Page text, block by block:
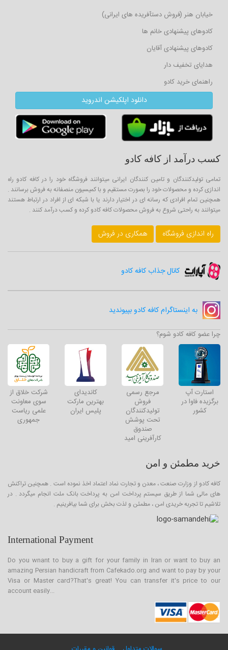
خیابان هنر (فروش دستآفریده های ایرانی)
کادوهای پیشنهادی خانم ها
کادوهای پیشنهادی آقایان
هدایای تخفیف دار
راهنمای خرید کادو
دانلود اپلکیشن اندروید
کسب درآمد از کافه کادو
تمامی تولیدکنندگان و تامین کنندگان ایرانی میتوانند فروشگاه خود را در کافه کادو راه
اندازی کرده و محصولات خود را بصورت مستقیم و با کمیسیون منصفانه به فروش برسانند .
همچنین تمام افرادی که رسانه ای در اختیار دارند یا با شبکه ای از افراد در ارتباط هستند
میتوانند به راحتی شروع به فروش محصولات کافه کادو کرده و کسب درآمد کنند .
راه اندازی فروشگاه همکاری در فروش
به اینستاگرام کافه کادو بپیوندید
کانال جذاب کافه کادو
چرا عضو کافه کادو شوم؟
استارت آپ
برگزیده فاوا در
کشور
مرجع رسمی
فروش
تولیدکنندگان
تحت پوشش
صندوق
کارآفرینی امید
کاندیدای
بهترین مارکت
پلیس ایران
شرکت خلاق از
سوی معاونت
علمی ریاست
جمهوری
خرید مطمئن و امن
کافه کادو از وزارت صنعت ، معدن و تجارت نماد اعتماد اخذ نموده است . همچنین تراکنش
های مالی شما از طریق سیستم پرداخت امن به پرداخت بانک ملت انجام میگردد . در
تلاشیم تا تجربه خریدی امن ، مطمئن و لذت بخش برای شما بیافرینیم .
International Payment
Do you wnant to buy a gift for your family in Iran or want to buy an
amazing Persian handicraft from Cafekado.org and want to pay by your
Visa or Master card?That's great! You can transfer it's price to our
account easily...